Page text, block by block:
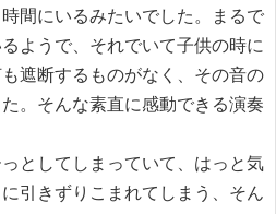
間にいるみたいでした。まるで
ようで、それでいて子供の時に
遮断するものがなく、その音の
。そんな素直に感動できる演奏
としてしまっていて、はっと気
引きずりこまれてしまう、そん